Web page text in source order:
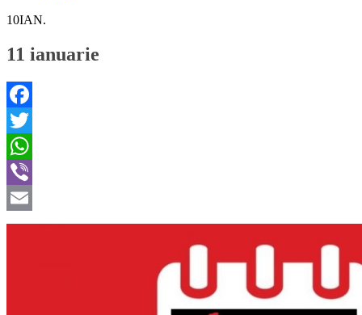
10IAN.
11 ianuarie
Facebook
Twitter
WhatsApp
Viber
Email